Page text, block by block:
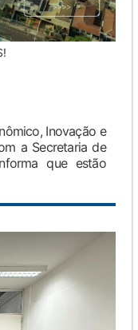
Inovação e
a Secretaria de
que estão